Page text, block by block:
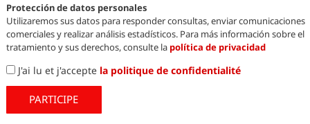
Privacy Policy
Protección de datos personales
Utilizaremos sus datos para responder consultas, enviar comunicaciones
comerciales y realizar análisis estadísticos. Para más información sobre el
tratamiento y sus derechos, consulte la política de privacidad
J'ai lu et j'accepte la politique de confidentialité
PARTICIPE